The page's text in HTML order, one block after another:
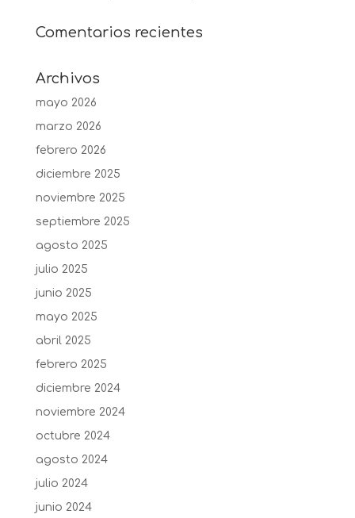
Comentarios recientes
Archivos
mayo 2026
marzo 2026
febrero 2026
diciembre 2025
noviembre 2025
septiembre 2025
agosto 2025
julio 2025
junio 2025
mayo 2025
abril 2025
febrero 2025
diciembre 2024
noviembre 2024
octubre 2024
agosto 2024
julio 2024
junio 2024